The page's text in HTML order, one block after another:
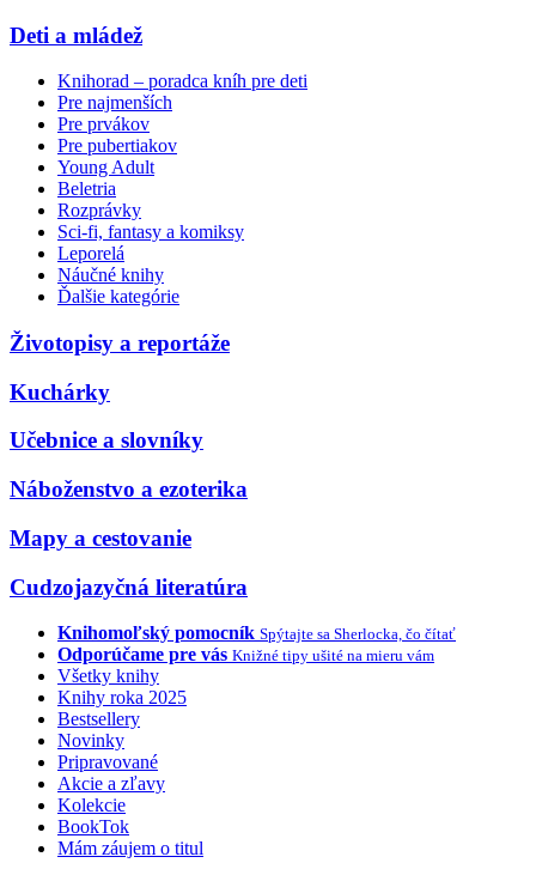
Deti a mládež
Knihorad – poradca kníh pre deti
Pre najmenších
Pre prvákov
Pre pubertiakov
Young Adult
Beletria
Rozprávky
Sci-fi, fantasy a komiksy
Leporelá
Náučné knihy
Ďalšie kategórie
Životopisy a reportáže
Kuchárky
Učebnice a slovníky
Náboženstvo a ezoterika
Mapy a cestovanie
Cudzojazyčná literatúra
Knihomoľský pomocník Spýtajte sa Sherlocka, čo čítať
Odporúčame pre vás Knižné tipy ušité na mieru vám
Všetky knihy
Knihy roka 2025
Bestsellery
Novinky
Pripravované
Akcie a zľavy
Kolekcie
BookTok
Mám záujem o titul